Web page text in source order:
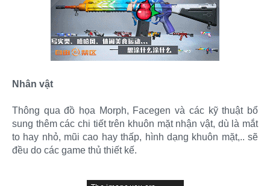
Nhân vật
Thông qua đồ họa Morph, Facegen và các kỹ thuật bổ
sung thêm các chi tiết trên khuôn mặt nhận vật, dù là mắt
to hay nhỏ, mũi cao hay thấp, hình dạng khuôn mặt,.. sẽ
đều do các game thủ thiết kế.